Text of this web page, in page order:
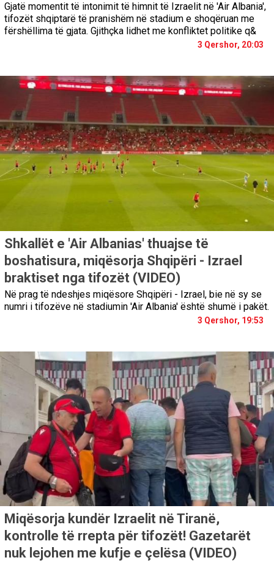
Gjatë momentit të intonimit të himnit të Izraelit në 'Air Albania',
tifozët shqiptarë të pranishëm në stadium e shoqëruan me
fërshëllima të gjata. Gjithçka lidhet me konfliktet politike q&
3 Qershor, 20:03
Shkallët e 'Air Albanias' thuajse të
boshatisura, miqësorja Shqipëri - Izrael
braktiset nga tifozët (VIDEO)
Në prag të ndeshjes miqësore Shqipëri - Izrael, bie në sy se
numri i tifozëve në stadiumin 'Air Albania' është shumë i pakët.
3 Qershor, 19:53
Miqësorja kundër Izraelit në Tiranë,
kontrolle të rrepta për tifozët! Gazetarët
nuk lejohen me kufje e çelësa (VIDEO)